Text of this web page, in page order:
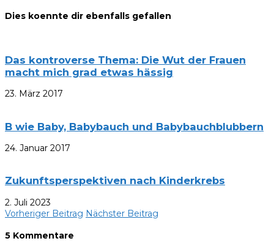
Dies koennte dir ebenfalls gefallen
Das kontroverse Thema: Die Wut der Frauen
macht mich grad etwas hässig
23. März 2017
B wie Baby, Babybauch und Babybauchblubbern
24. Januar 2017
Zukunftsperspektiven nach Kinderkrebs
2. Juli 2023
Vorheriger Beitrag Nächster Beitrag
5 Kommentare